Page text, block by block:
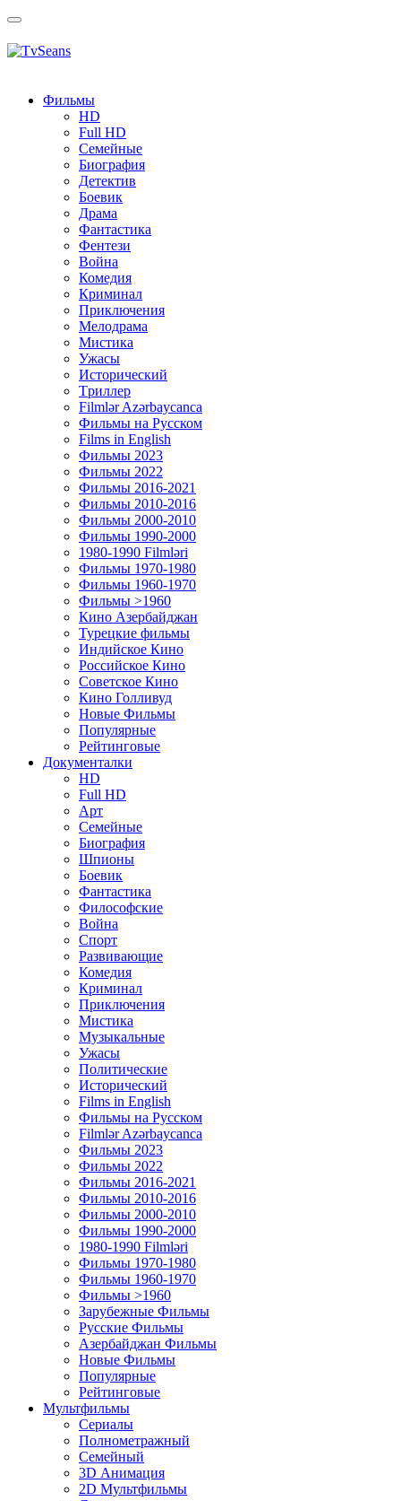
Toggle
Фильмы
HD
Full HD
Семейные
Биография
Детектив
Боевик
Драма
Фантастика
Фентези
Война
Комедия
Криминал
Приключения
Мелодрама
Мистика
Ужасы
Исторический
Tриллер
Filmlər Azərbaycanca
Фильмы на Русском
Films in English
Фильмы 2023
Фильмы 2022
Фильмы 2016-2021
Фильмы 2010-2016
Фильмы 2000-2010
Фильмы 1990-2000
1980-1990 Filmləri
Фильмы 1970-1980
Фильмы 1960-1970
Фильмы >1960
Кино Азербайджан
Турецкие фильмы
Индийское Кино
Российское Кино
Советское Кино
Кино Голливуд
Новые Фильмы
Популярные
Рейтинговые
Документалки
HD
Full HD
Арт
Семейные
Биография
Шпионы
Боевик
Фантастика
Философские
Война
Спорт
Развивающие
Комедия
Криминал
Приключения
Мистика
Музыкальные
Ужасы
Политические
Исторический
Films in English
Фильмы на Русском
Filmlər Azərbaycanca
Фильмы 2023
Фильмы 2022
Фильмы 2016-2021
Фильмы 2010-2016
Фильмы 2000-2010
Фильмы 1990-2000
1980-1990 Filmləri
Фильмы 1970-1980
Фильмы 1960-1970
Фильмы >1960
Зарубежные Фильмы
Русские Фильмы
Азербайджан Фильмы
Новые Фильмы
Популярные
Рейтинговые
Мультфильмы
Сериалы
Полнометражный
Семейный
3D Анимация
2D Мультфильмы